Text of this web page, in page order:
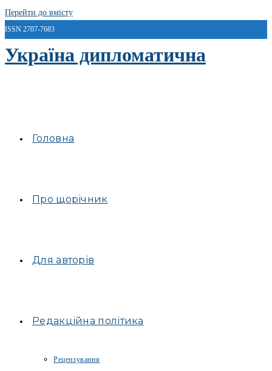
Перейти до вмісту
ISSN 2707-7683
Україна дипломатична
Головна
Про щорічник
Для авторів
Редакційна політика
Рецензування